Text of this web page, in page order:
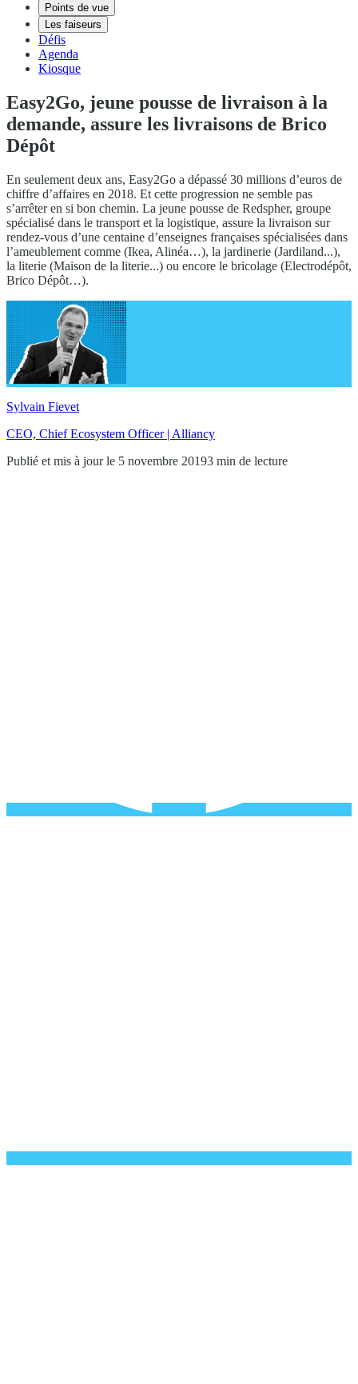
Points de vue
Les faiseurs
Défis
Agenda
Kiosque
Easy2Go, jeune pousse de livraison à la
demande, assure les livraisons de Brico
Dépôt
En seulement deux ans, Easy2Go a dépassé 30 millions d’euros de
chiffre d’affaires en 2018. Et cette progression ne semble pas
s’arrêter en si bon chemin. La jeune pousse de Redspher, groupe
spécialisé dans le transport et la logistique, assure la livraison sur
rendez-vous d’une centaine d’enseignes françaises spécialisées dans
l’ameublement comme (Ikea, Alinéa…), la jardinerie (Jardiland...),
la literie (Maison de la literie...) ou encore le bricolage (Electrodépôt,
Brico Dépôt…).
Sylvain Fievet
CEO, Chief Ecosystem Officer | Alliancy
Publié et mis à jour le 5 novembre 20193 min de lecture